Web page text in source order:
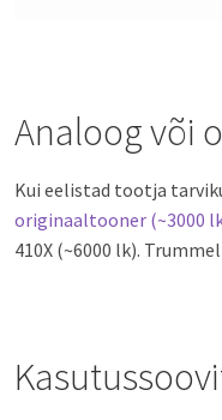
Analoog või
Kui eelistad tootja
originaaltooner (~3000
410X (~6000 lk). Trummel